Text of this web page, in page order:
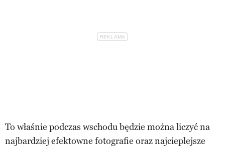
To właśnie podczas wschodu będzie można liczyć na
najbardziej efektowne fotografie oraz najcieplejsze